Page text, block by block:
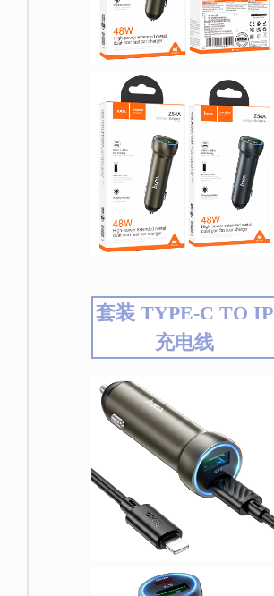
套装 TYPE-C TO IP
充电线